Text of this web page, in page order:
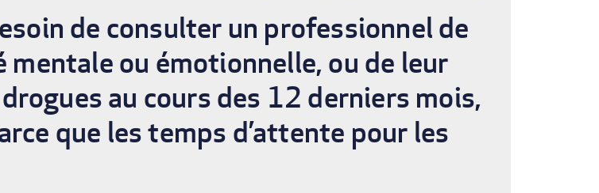
de consulter un professionnel de
ou émotionnelle, ou de leur
au cours des 12 derniers mois,
que les temps d’attente pour les